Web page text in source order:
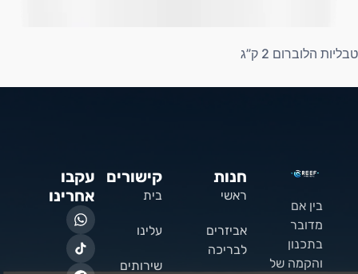
טבליות הלוברום 2 ק”ג
בין אם
מדובר
בתכנון
והקמה של
חנות
ראשי
אביזרים
לבריכה
קישורים
בית
עלינו
שירותים
עקבו
אחרינו